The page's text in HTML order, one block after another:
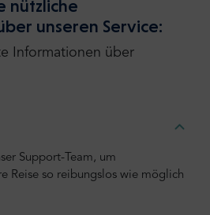
nützliche
unseren Service:
Informationen über
Support-Team, um
Reise so reibungslos wie möglich